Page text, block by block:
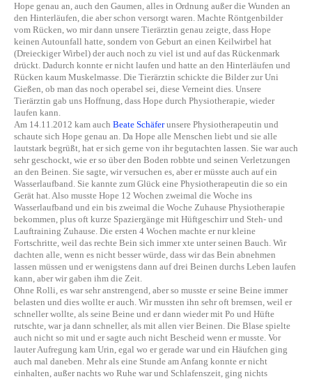
Hope genau an, auch den Gaumen, alles in Ordnung außer die Wunden an
den Hinterläufen, die aber schon versorgt waren. Machte Röntgenbilder
vom Rücken, wo mir dann unsere Tierärztin genau zeigte, dass Hope
keinen Autounfall hatte, sondern von Geburt an einen Keilwirbel hat
(Dreieckiger Wirbel) der auch noch zu viel ist und auf das Rückenmark
drückt. Dadurch konnte er nicht laufen und hatte an den Hinterläufen und
Rücken kaum Muskelmasse. Die Tierärztin schickte die Bilder zur Uni
Gießen, ob man das noch operabel sei, diese Verneint dies. Unsere
Tierärztin gab uns Hoffnung, dass Hope durch Physiotherapie, wieder
laufen kann.
Am 14.11.2012 kam auch Beate Schäferunsere Physiotherapeutin und
schaute sich Hope genau an. Da Hope alle Menschen liebt und sie alle
lautstark begrüßt, hat er sich gerne von ihr begutachten lassen. Sie war auch
sehr geschockt, wie er so über den Boden robbte und seinen Verletzungen
an den Beinen. Sie sagte, wir versuchen es, aber er müsste auch auf ein
Wasserlaufband. Sie kannte zum Glück eine Physiotherapeutin die so ein
Gerät hat. Also musste Hope 12 Wochen zweimal die Woche ins
Wasserlaufband und ein bis zweimal die Woche Zuhause Physiotherapie
bekommen, plus oft kurze Spaziergänge mit Hüftgeschirr und Steh- und
Lauftraining Zuhause. Die ersten 4 Wochen machte er nur kleine
Fortschritte, weil das rechte Bein sich immer xte unter seinen Bauch. Wir
dachten alle, wenn es nicht besser würde, dass wir das Bein abnehmen
lassen müssen und er wenigstens dann auf drei Beinen durchs Leben laufen
kann, aber wir gaben ihm die Zeit.
Ohne Rolli, es war sehr anstrengend, aber so musste er seine Beine immer
belasten und dies wollte er auch. Wir mussten ihn sehr oft bremsen, weil er
schneller wollte, als seine Beine und er dann wieder mit Po und Hüfte
rutschte, war ja dann schneller, als mit allen vier Beinen. Die Blase spielte
auch nicht so mit und er sagte auch nicht Bescheid wenn er musste. Vor
lauter Aufregung kam Urin, egal wo er gerade war und ein Häufchen ging
auch mal daneben. Mehr als eine Stunde am Anfang konnte er nicht
einhalten, außer nachts wo Ruhe war und Schlafenszeit, ging nichts